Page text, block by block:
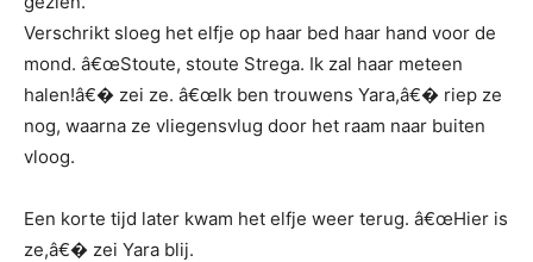
Verschrikt sloeg het elfje op haar bed haar hand voor de
mond. â€œStoute, stoute Strega. Ik zal haar meteen
halen!â€� zei ze. â€œIk ben trouwens Yara,â€� riep ze
nog, waarna ze vliegensvlug door het raam naar buiten
vloog.
Een korte tijd later kwam het elfje weer terug. â€œHier is
ze,â€� zei Yara blij.